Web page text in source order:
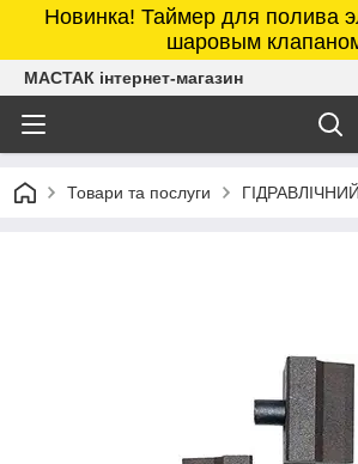
Новинка! Таймер для полива
шаровым
МАСТАК інтернет-магазин
Товари та послуги